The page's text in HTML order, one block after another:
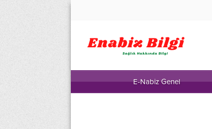
E-Nabiz Genel